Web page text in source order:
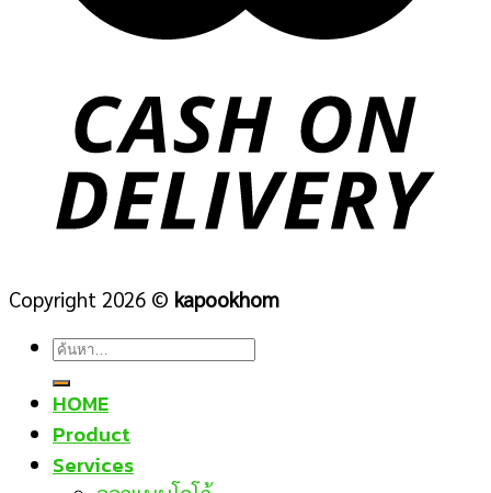
Copyright 2026 © kapookhom
ค้นหา:
HOME
Product
Services